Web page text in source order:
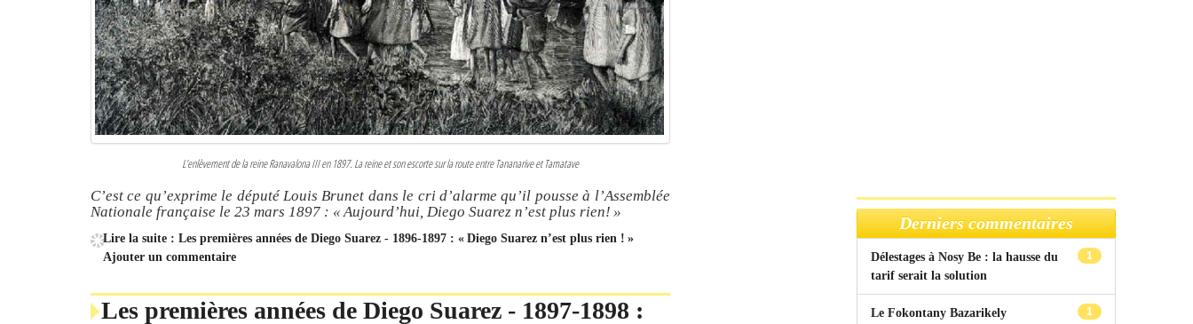
L’enlèvement de la reine Ranavalona III en 1897. La reine et son escorte sur la route entre Tananarive et Tamatave
C’est ce qu’exprime le député Louis Brunet dans le cri d’alarme qu’il pousse à l’Assemblée
Nationale française le 23 mars 1897 : « Aujourd’hui, Diego Suarez n’est plus rien! »
Lire la suite : Les premières années de Diego Suarez - 1896-1897 : « Diego Suarez n’est plus rien ! »
Ajouter un commentaire
Les premières années de Diego Suarez - 1897-1898 :
Derniers commentaires
1
Délestages à Nosy Be : la hausse du
tarif serait la solution
1
Le Fokontany Bazarikely